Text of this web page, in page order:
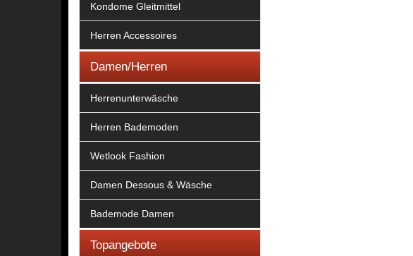
Kondome Gleitmittel
Herren Accessoires
Damen/Herren
Herrenunterwäsche
Herren Bademoden
Wetlook Fashion
Damen Dessous & Wäsche
Bademode Damen
Topangebote